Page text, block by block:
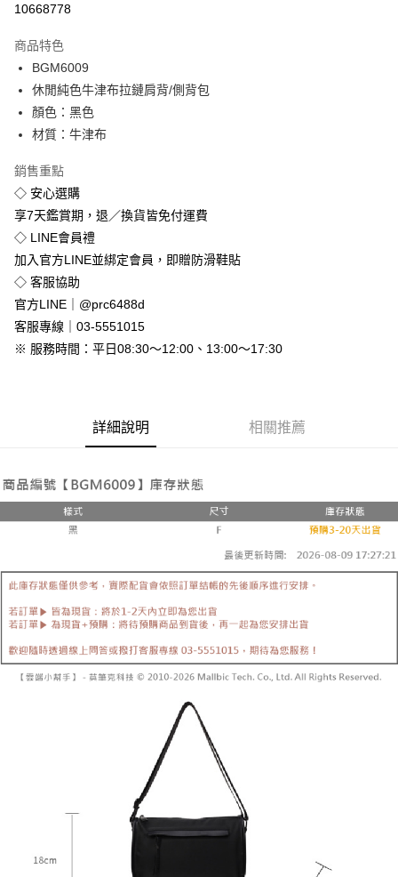
Apple Pay
街口支付
悠遊付
Google Pay
全盈+PAY
運送方式
全家付款取貨
免運費
付款後全家取貨
免運費
付款後7-11取貨
每筆NT$90，滿NT$999(含以上)免運費
每筆NT$90，滿NT$999(含以上)免運費
【宇迅國際】限一般住址，不支援智能櫃
10668778
商品特色
BGM6009
休閒純色牛津布拉鏈肩背/側背包
顏色：黑色
材質：牛津布
銷售重點
◇ 安心選購
享7天鑑賞期，退／換貨皆免付運費
◇ LINE會員禮
加入官方LINE並綁定會員，即贈防滑鞋貼
◇ 客服協助
官方LINE｜@prc6488d
客服專線｜03-5551015
※ 服務時間：平日08:30～12:00、13:00～17:30
詳細說明 相關推薦